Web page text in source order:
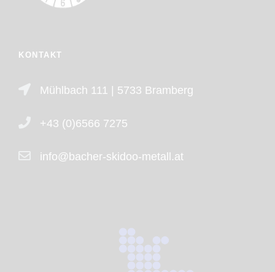
KONTAKT
Mühlbach 111 | 5733 Bramberg
+43 (0)6566 7275
info@bacher-skidoo-metall.at